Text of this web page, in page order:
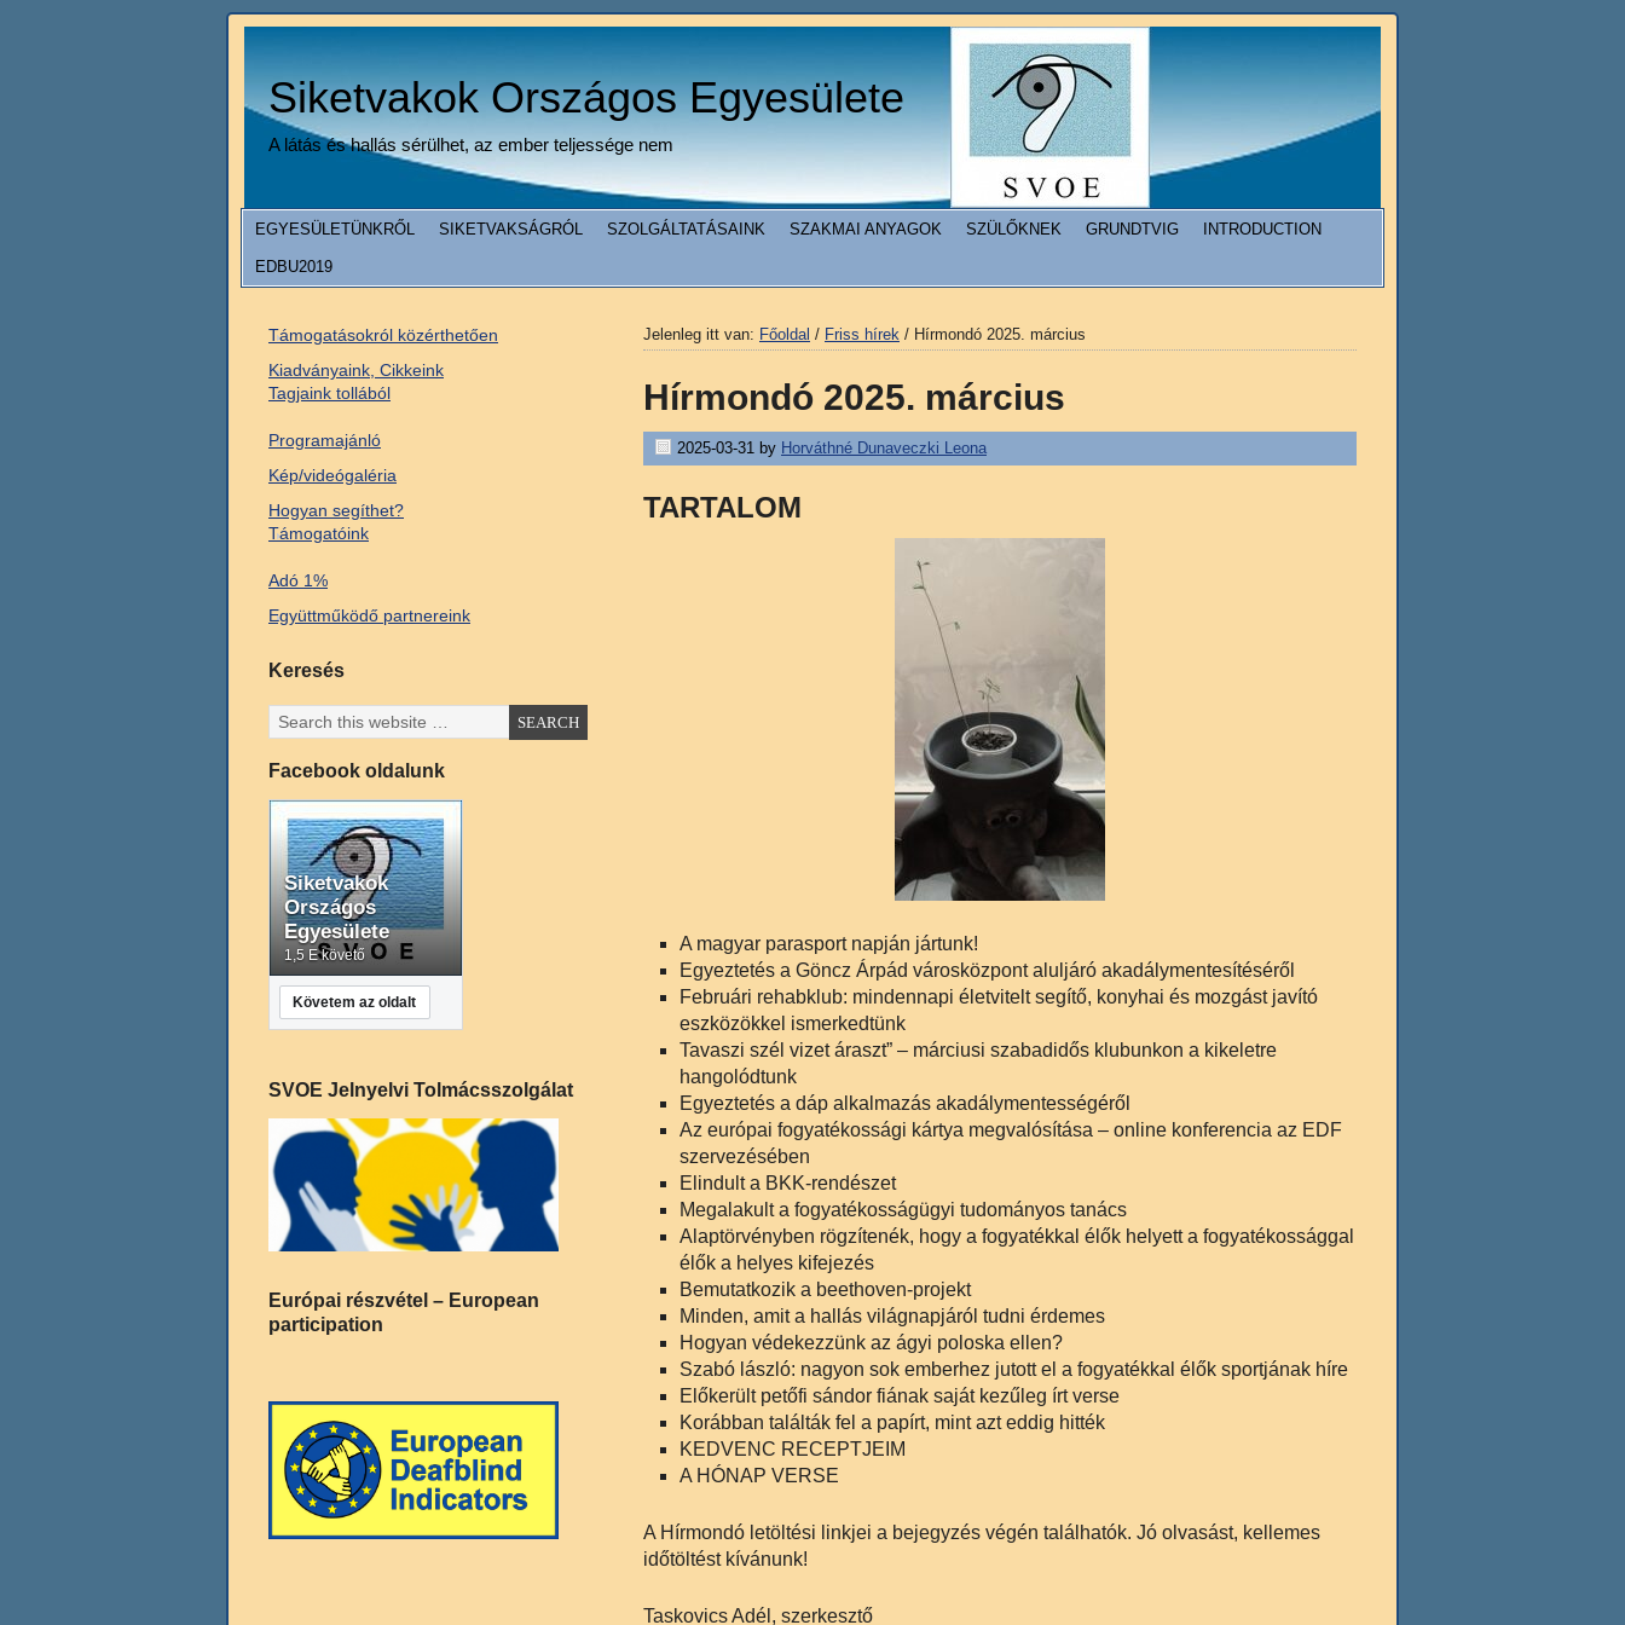
Siketvakok Országos Egyesülete
A látás és hallás sérülhet, az ember teljessége nem
EGYESÜLETÜNKRŐL SIKETVAKSÁGRÓL SZOLGÁLTATÁSAINK SZAKMAI ANYAGOK SZÜLŐKNEK GRUNDTVIG INTRODUCTION
EDBU2019
Jelenleg itt van: Főoldal / Friss hírek / Hírmondó 2025. március
Hírmondó 2025. március
2025-03-31 by Horváthné Dunaveczki Leona
TARTALOM
A magyar parasport napján jártunk!
Egyeztetés a Göncz Árpád városközpont aluljáró akadálymentesítéséről
Februári rehabklub: mindennapi életvitelt segítő, konyhai és mozgást javító
eszközökkel ismerkedtünk
Tavaszi szél vizet áraszt” – márciusi szabadidős klubunkon a kikeletre
hangolódtunk
Egyeztetés a dáp alkalmazás akadálymentességéről
Az európai fogyatékossági kártya megvalósítása – online konferencia az EDF
szervezésében
Elindult a BKK-rendészet
Megalakult a fogyatékosságügyi tudományos tanács
Alaptörvényben rögzítenék, hogy a fogyatékkal élők helyett a fogyatékossággal
élők a helyes kifejezés
Bemutatkozik a beethoven-projekt
Minden, amit a hallás világnapjáról tudni érdemes
Hogyan védekezzünk az ágyi poloska ellen?
Szabó lászló: nagyon sok emberhez jutott el a fogyatékkal élők sportjának híre
Előkerült petőfi sándor fiának saját kezűleg írt verse
Korábban találták fel a papírt, mint azt eddig hitték
KEDVENC RECEPTJEIM
A HÓNAP VERSE
A Hírmondó letöltési linkjei a bejegyzés végén találhatók. Jó olvasást, kellemes
időtöltést kívánunk!
Taskovics Adél, szerkesztő
Támogatásokról közérthetően
Kiadványaink, Cikkeink
Tagjaink tollából
Programajánló
Kép/videógaléria
Hogyan segíthet?
Támogatóink
Adó 1%
Együttműködő partnereink
Keresés
Facebook oldalunk
Siketvakok
Országos
Egyesülete
1,5 E követő
Követem az oldalt
SVOE Jelnyelvi Tolmácsszolgálat
Európai részvétel – European
participation